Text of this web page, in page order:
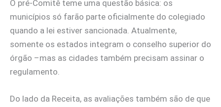
O pré-Comitê teme uma questão básica: os
municípios só farão parte oficialmente do colegiado
quando a lei estiver sancionada. Atualmente,
somente os estados integram o conselho superior do
órgão –mas as cidades também precisam assinar o
regulamento.
Do lado da Receita, as avaliações também são de que